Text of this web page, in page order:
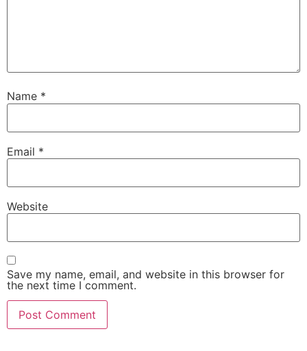
Name *
Email *
Website
Save my name, email, and website in this browser for
the next time I comment.